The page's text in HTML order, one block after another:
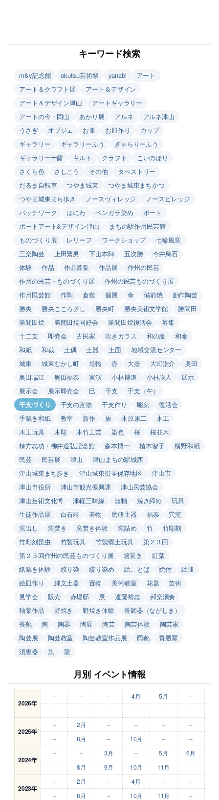
キーワード検索
m&y記念館 okutsu芸術祭 yanabi
アート
アート＆クラフト展
アート＆デザイン
アート＆デザイン津山
アートギャラリー
アートの今・岡山
あかり展 アルネ
アルネ津山
うさぎ
オブジェ お皿 お皿作り
カップ
ギャラリー
ギャラリーふう
ぎゃらりーふう
ギャラリー十露
キルト クラフト
こいのぼり
さくら色
さしこう その他
タぺストリー
だるま自転車
つやま城東
つやま城東まちかつ
つやま城東まち歩き
ノースヴィレッジ
ノースビレッジ
パッチワーク
はにわ ベンガラ染め
ポート
ポートアート&デザイン津山
まちの駅作州民芸館
ものづくり展
レリーフ ワークショップ
七輪風窯
三楽陶芸
上田繁男 下山本陣 五次勝
今井烏石
体験
作品 作品募集 作品展
作州の民芸
作州の民芸・ものづくり展
作州の民芸ものづくり展
作州民芸館
作陶 倉敷 個展 傘 備前焼
創作陶芸
勝央
勝央こころざし 勝央町 勝央美術文学館
勝間田
勝間田焼
勝間田焼同好会 勝間田焼復活会
募集
十二支
即売会 古民家 吹きガラス 和の服
和傘
和紙
和裁 土偶 土器 土面
地域交流センター
城東
城東むかし町 埴輪 壺 大壺 大町浩介
奥田
奥田瑞江
奥田福泰 実演 小林博道 小林旅人
展示
展示会
展示即売会 巳 干支
干支（午）
干支づくり
干支の置物 干支作り 彫刻
復活会
手漉き和紙
教室 新作 旅 木原康二
木工
木工玩具
木彫 木竹工芸 染色 桜
桜並木
棟方志功・柳井道弘記念館
森本博一 植木智子
横野和紙
民芸
民芸展 津山
津山まちの駅城西
津山城東まち歩き
津山城東街並保存地区
津山市
津山市役所
津山市観光振興課
津山民芸協会
津山芸術文化博
津軽三味線 無釉 焼き締め
玩具
生徒作品展
白石靖 着物 磨研土器 福泰
穴窯
窯出し
窯焚き 窯焚き体験 窯詰め 竹
竹彫刻
竹彫刻昆虫
竹製玩具 竹製郷土玩具
第２３回
第２３回作州の民芸ものづくり展
箸置き
紅葉
紙漉き体験
絞り染 絞り染め 絵ことば 絵付
絵皿
絵皿作り
縄文土器 置物 美術教室 花器
芸術
見学会
販売 赤堀邸 辰 遠藤裕志
邦楽演奏
釉薬作品
野焼き 野焼き体験
長師器（ながしき）
長靴
陶 陶器 陶展 陶芸 陶芸体験
陶芸家
陶芸展
陶芸教室 陶芸教室作品展 雨靴
青勝窯
須恵器
魚 龍
月別 イベント情報
2026年
– – – 4月 5月
–
–
– – – – –
2025年
– 2月 – – –
–
–
8月 – 10月 – –
2024年
– – 3月 – 5月
6月
–
8月 9月 10月 11月 –
2023年
– 2月 – 4月 –
–
–
8月 – 10月 11月 –